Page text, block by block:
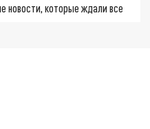
новости, которые ждали все